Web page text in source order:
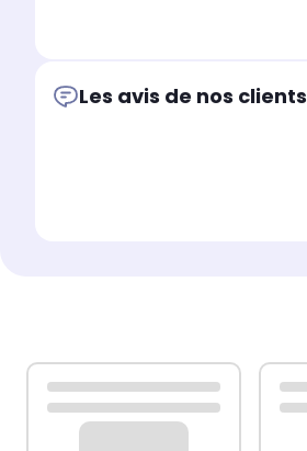
Les avis de nos clients